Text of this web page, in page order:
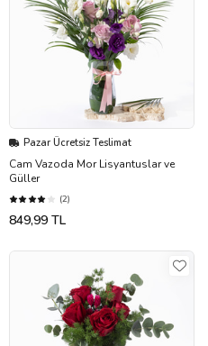
Pazar Ücretsiz Teslimat
Cam Vazoda Mor Lisyantuslar ve
Güller
(2)
849,99 TL